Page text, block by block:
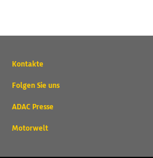
Wichtige
und
Links
Kontakte
Folgen Sie uns
ADAC Presse
Motorwelt